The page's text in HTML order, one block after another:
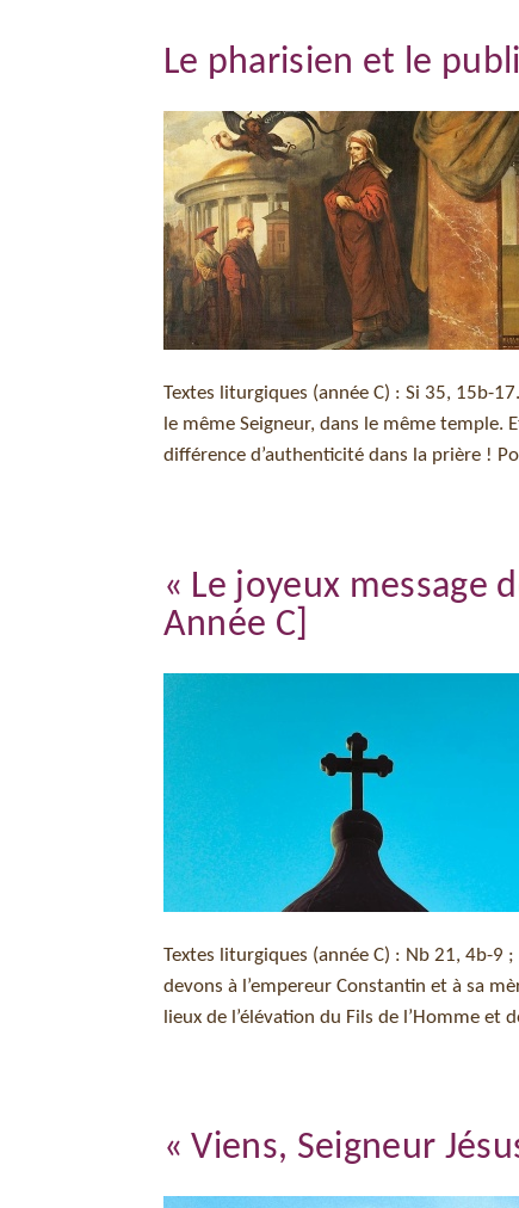
Le pharisien et le
Textes liturgiques (année C) : Si 35, 15b-
le même Seigneur, dans le même
différence d’authenticité dans la prière !
« Le joyeux message
Année C]
Textes liturgiques (année C) : Nb 21, 4b-9
devons à l’empereur Constantin et à sa
lieux de l’élévation du Fils de l’Homme et
« Viens, Seigneur